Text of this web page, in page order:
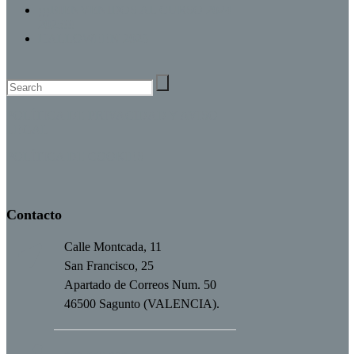
Contacto
Calle Montcada, 11
San Francisco, 25
Apartado de Correos Num. 50
46500 Sagunto (VALENCIA).